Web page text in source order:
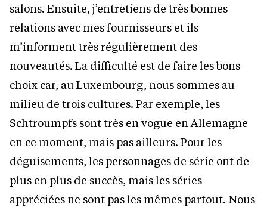
salons. Ensuite, j’entretiens de très bonnes
relations avec mes fournisseurs et ils
m’informent très régulièrement des
nouveautés. La difficulté est de faire les bons
choix car, au Luxembourg, nous sommes au
milieu de trois cultures. Par exemple, les
Schtroumpfs sont très en vogue en Allemagne
en ce moment, mais pas ailleurs. Pour les
déguisements, les personnages de série ont de
plus en plus de succès, mais les séries
appréciées ne sont pas les mêmes partout. Nous